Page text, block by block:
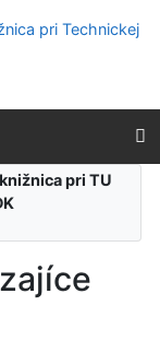
pri TU